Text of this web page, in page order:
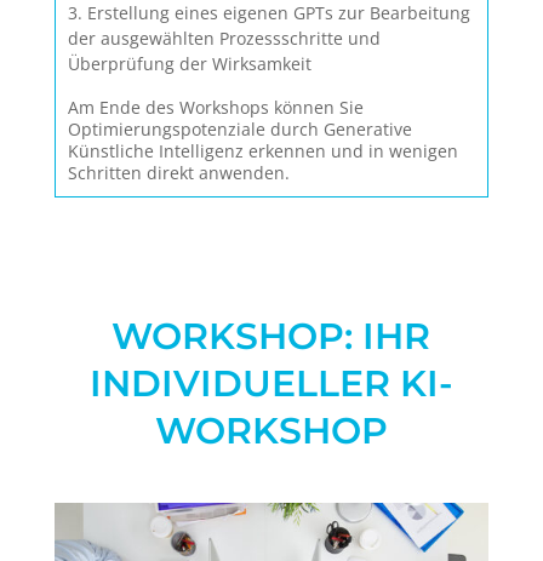
Erstellung eines eigenen GPTs zur Bearbeitung
der ausgewählten Prozessschritte und
Überprüfung der Wirksamkeit
Am Ende des Workshops können Sie
Optimierungspotenziale durch Generative
Künstliche Intelligenz erkennen und in wenigen
Schritten direkt anwenden.
WORKSHOP: IHR
INDIVIDUELLER KI-
WORKSHOP